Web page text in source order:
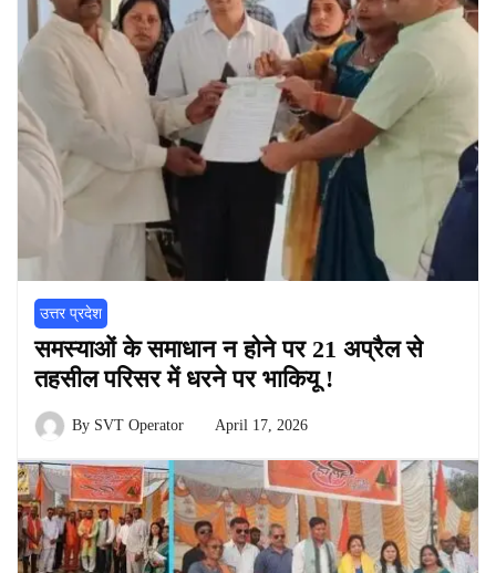
उत्तर प्रदेश
समस्याओं के समाधान न होने पर 21 अप्रैल से
तहसील परिसर में धरने पर भाकियू !
By SVT Operator April 17, 2026